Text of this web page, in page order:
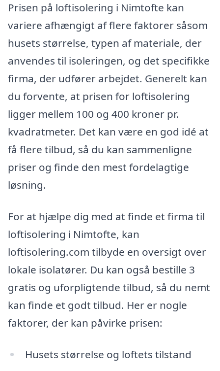
Prisen på loftisolering i Nimtofte kan
variere afhængigt af flere faktorer såsom
husets størrelse, typen af materiale, der
anvendes til isoleringen, og det specifikke
firma, der udfører arbejdet. Generelt kan
du forvente, at prisen for loftisolering
ligger mellem 100 og 400 kroner pr.
kvadratmeter. Det kan være en god idé at
få flere tilbud, så du kan sammenligne
priser og finde den mest fordelagtige
løsning.
For at hjælpe dig med at finde et firma til
loftisolering i Nimtofte, kan
loftisolering.com tilbyde en oversigt over
lokale isolatører. Du kan også bestille 3
gratis og uforpligtende tilbud, så du nemt
kan finde et godt tilbud. Her er nogle
faktorer, der kan påvirke prisen:
Husets størrelse og loftets tilstand